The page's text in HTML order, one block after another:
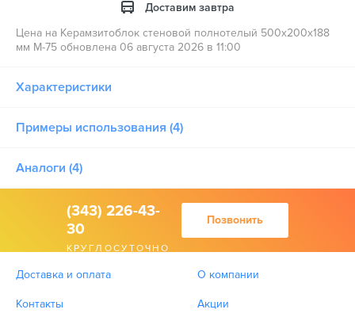
Доставим завтра
Цена на Керамзитоблок стеновой полнотелый 500x200x188
мм М-75 обновлена 06 августа 2026 в 11:00
Характеристики
Примеры использования (4)
Аналоги (4)
(343) 226-43-
30
КРУГЛОСУТОЧНО
Позвонить
Доставка и оплата О компании
Контакты Акции